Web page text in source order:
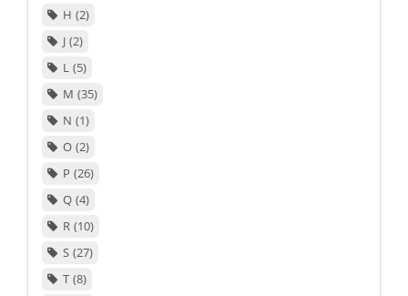
H 2
J 2
L 5
M 35
N 1
O 2
P 26
Q 4
R 10
S 27
T 8